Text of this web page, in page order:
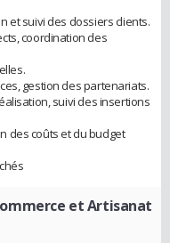
et suivi des dossiers clients.
coordination des
gestion des partenariats.
suivi des insertions
des coûts et du budget
et Artisanat